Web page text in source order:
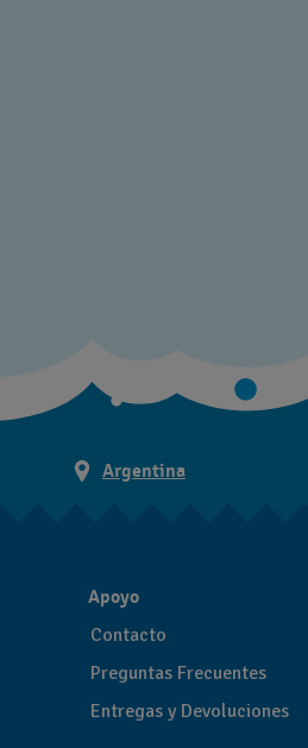
Argentina
Apoyo
Contacto
Preguntas Frecuentes
Entregas y Devoluciones